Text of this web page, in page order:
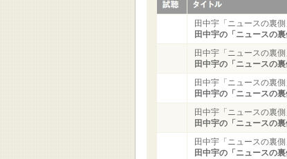
田中宇「ニュースの裏
田中宇の「ニュースの
田中宇「ニュースの裏
田中宇の「ニュースの
田中宇「ニュースの裏
田中宇の「ニュースの
田中宇「ニュースの裏
田中宇の「ニュースの
田中宇「ニュースの裏
田中宇の「ニュースの